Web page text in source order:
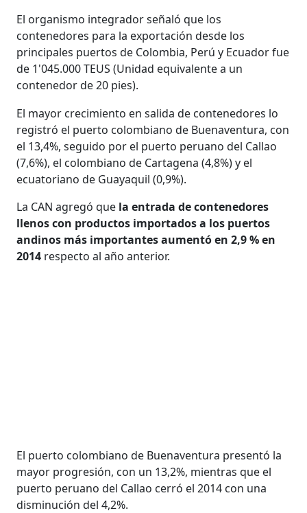
El organismo integrador señaló que los
contenedores para la exportación desde los
principales puertos de Colombia, Perú y Ecuador fue
de 1'045.000 TEUS (Unidad equivalente a un
contenedor de 20 pies).
El mayor crecimiento en salida de contenedores lo
registró el puerto colombiano de Buenaventura, con
el 13,4%, seguido por el puerto peruano del Callao
(7,6%), el colombiano de Cartagena (4,8%) y el
ecuatoriano de Guayaquil (0,9%).
La CAN agregó que la entrada de contenedores
llenos con productos importados a los puertos
andinos más importantes aumentó en 2,9 % en
2014 respecto al año anterior.
El puerto colombiano de Buenaventura presentó la
mayor progresión, con un 13,2%, mientras que el
puerto peruano del Callao cerró el 2014 con una
disminución del 4,2%.